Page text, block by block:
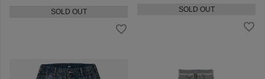
SOLD OUT SOLD OUT